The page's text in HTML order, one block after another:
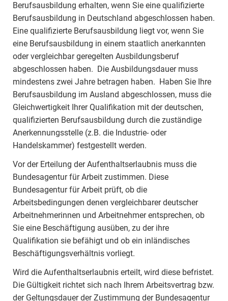
Berufsausbildung erhalten, wenn Sie eine qualifizierte
Berufsausbildung in Deutschland abgeschlossen haben.
Eine qualifizierte Berufsausbildung liegt vor, wenn Sie
eine Berufsausbildung in einem staatlich anerkannten
oder vergleichbar geregelten Ausbildungsberuf
abgeschlossen haben. Die Ausbildungsdauer muss
mindestens zwei Jahre betragen haben. Haben Sie Ihre
Berufsausbildung im Ausland abgeschlossen, muss die
Gleichwertigkeit Ihrer Qualifikation mit der deutschen,
qualifizierten Berufsausbildung durch die zuständige
Anerkennungsstelle (z.B. die Industrie- oder
Handelskammer) festgestellt werden.
Vor der Erteilung der Aufenthaltserlaubnis muss die
Bundesagentur für Arbeit zustimmen. Diese
Bundesagentur für Arbeit prüft, ob die
Arbeitsbedingungen denen vergleichbarer deutscher
Arbeitnehmerinnen und Arbeitnehmer entsprechen, ob
Sie eine Beschäftigung ausüben, zu der ihre
Qualifikation sie befähigt und ob ein inländisches
Beschäftigungsverhältnis vorliegt.
Wird die Aufenthaltserlaubnis erteilt, wird diese befristet.
Die Gültigkeit richtet sich nach Ihrem Arbeitsvertrag bzw.
der Geltungsdauer der Zustimmung der Bundesagentur